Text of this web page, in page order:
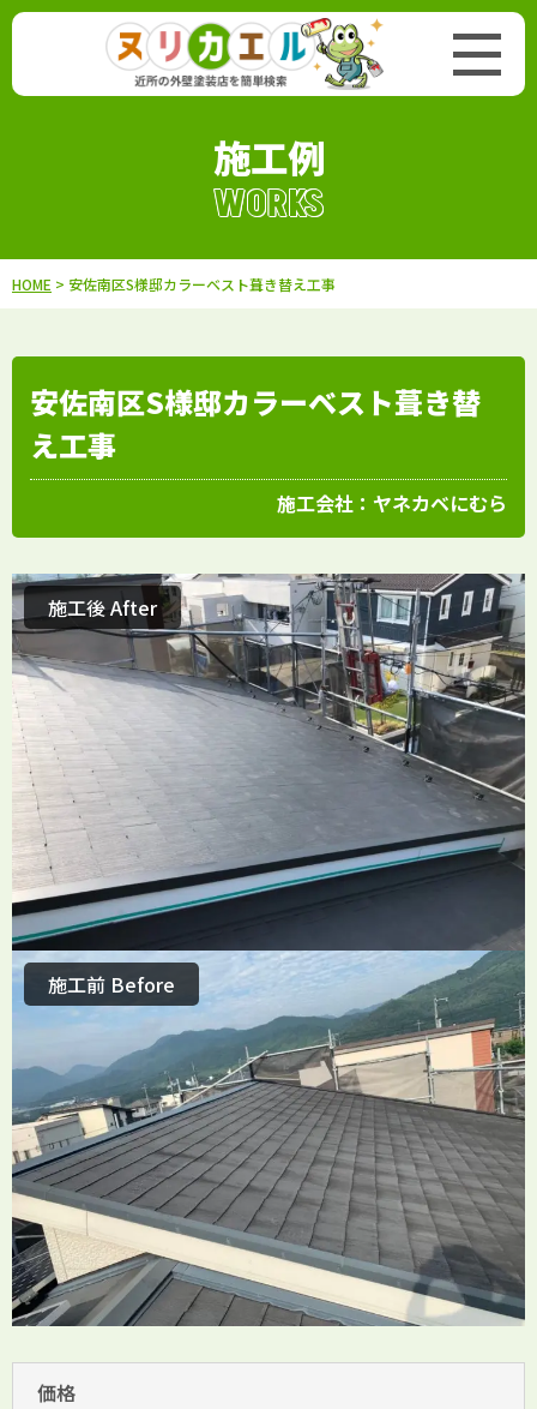
施工例
WORKS
HOME > 安佐南区S様邸カラーベスト葺き替え工事
安佐南区S様邸カラーベスト葺き替
え工事
施工会社： ヤネカベにむら
施工前 Before
施工後 After
価格